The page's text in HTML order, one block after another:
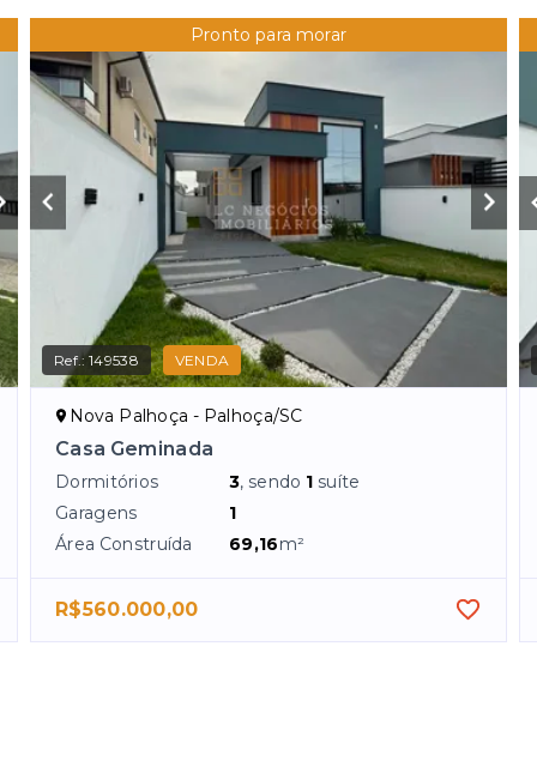
Pronto para morar
Ref.:149538 VENDA
Nova Palhoça - Palhoça/SC
Casa Geminada
Dormitórios 3, sendo 1 suíte
Garagens
1
Área Construída
69,16m²
R$560.000,00